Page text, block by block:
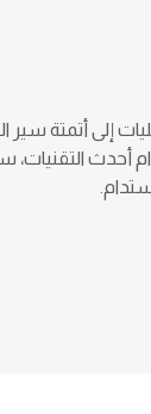
إلى أتمتة
أحدث التقنيات،